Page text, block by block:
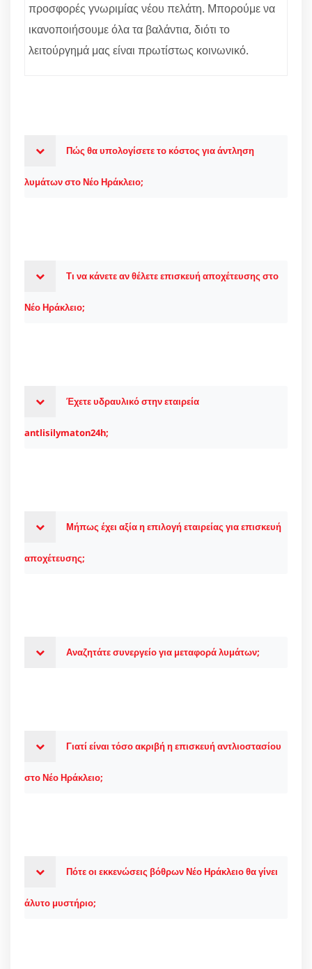
προσφορές γνωριμίας νέου πελάτη. Μπορούμε να
ικανοποιήσουμε όλα τα βαλάντια, διότι το
λειτούργημά μας είναι πρωτίστως κοινωνικό.
Πώς θα υπολογίσετε το κόστος για άντληση
λυμάτων στο Νέο Ηράκλειο;
Τι να κάνετε αν θέλετε επισκευή αποχέτευσης στο
Νέο Ηράκλειο;
Έχετε υδραυλικό στην εταιρεία
antlisilymaton24h;
Μήπως έχει αξία η επιλογή εταιρείας για επισκευή
αποχέτευσης;
Αναζητάτε συνεργείο για μεταφορά λυμάτων;
Γιατί είναι τόσο ακριβή η επισκευή αντλιοστασίου
στο Νέο Ηράκλειο;
Πότε οι εκκενώσεις βόθρων Νέο Ηράκλειο θα γίνει
άλυτο μυστήριο;